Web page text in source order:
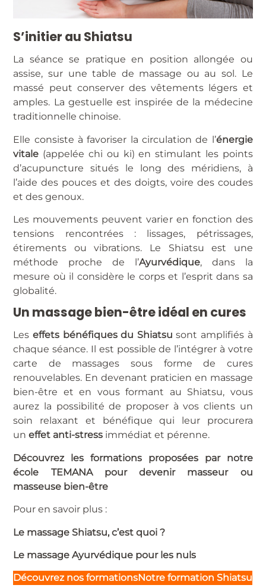
S’initier au Shiatsu
La séance se pratique en position allongée ou
assise, sur une table de massage ou au sol. Le
massé peut conserver des vêtements légers et
amples. La gestuelle est inspirée de la médecine
traditionnelle chinoise.
Elle consiste à favoriser la circulation de l’énergie
vitale (appelée chi ou ki) en stimulant les points
d’acupuncture situés le long des méridiens, à
l’aide des pouces et des doigts, voire des coudes
et des genoux.
Les mouvements peuvent varier en fonction des
tensions rencontrées : lissages, pétrissages,
étirements ou vibrations. Le Shiatsu est une
méthode proche de l’Ayurvédique, dans la
mesure où il considère le corps et l’esprit dans sa
globalité.
Un massage bien-être idéal en cures
Les effets bénéfiques du Shiatsu sont amplifiés à
chaque séance. Il est possible de l’intégrer à votre
carte de massages sous forme de cures
renouvelables. En devenant praticien en massage
bien-être et en vous formant au Shiatsu, vous
aurez la possibilité de proposer à vos clients un
soin relaxant et bénéfique qui leur procurera
uneffet anti-stress immédiat et pérenne.
Découvrez les formations proposées par notre
école TEMANA pourdevenir masseur ou
masseuse bien-être
Pour en savoir plus :
Le massage Shiatsu, c’est quoi ?
Le massage Ayurvédique pour les nuls
Découvrez nos formationsNotre formation Shiatsu